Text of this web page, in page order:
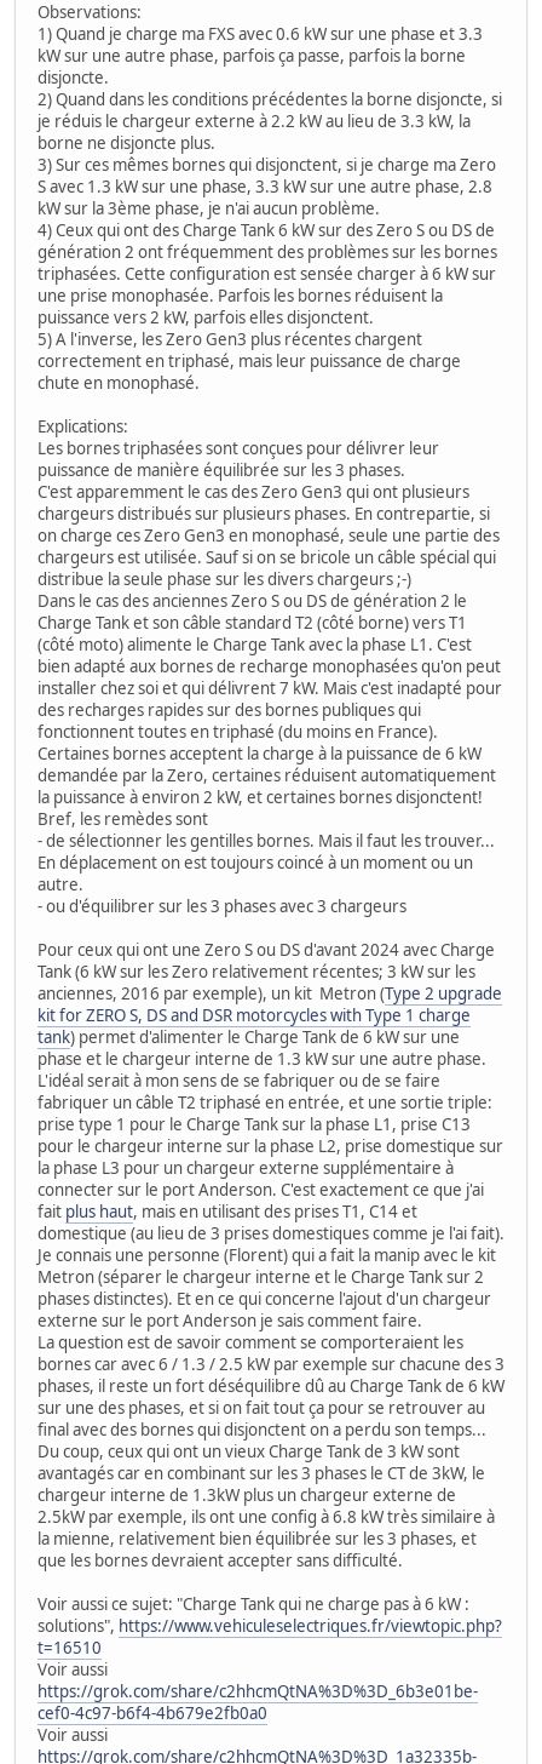
Observations:
1) Quand je charge ma FXS avec 0.6 kW sur une phase et 3.3
kW sur une autre phase, parfois ça passe, parfois la borne
disjoncte.
2) Quand dans les conditions précédentes la borne disjoncte, si
je réduis le chargeur externe à 2.2 kW au lieu de 3.3 kW, la
borne ne disjoncte plus.
3) Sur ces mêmes bornes qui disjonctent, si je charge ma Zero
S avec 1.3 kW sur une phase, 3.3 kW sur une autre phase, 2.8
kW sur la 3ème phase, je n'ai aucun problème.
4) Ceux qui ont des Charge Tank 6 kW sur des Zero S ou DS de
génération 2 ont fréquemment des problèmes sur les bornes
triphasées. Cette configuration est sensée charger à 6 kW sur
une prise monophasée. Parfois les bornes réduisent la
puissance vers 2 kW, parfois elles disjonctent.
5) A l'inverse, les Zero Gen3 plus récentes chargent
correctement en triphasé, mais leur puissance de charge
chute en monophasé.
Explications:
Les bornes triphasées sont conçues pour délivrer leur
puissance de manière équilibrée sur les 3 phases.
C'est apparemment le cas des Zero Gen3 qui ont plusieurs
chargeurs distribués sur plusieurs phases. En contrepartie, si
on charge ces Zero Gen3 en monophasé, seule une partie des
chargeurs est utilisée. Sauf si on se bricole un câble spécial qui
distribue la seule phase sur les divers chargeurs ;-)
Dans le cas des anciennes Zero S ou DS de génération 2 le
Charge Tank et son câble standard T2 (côté borne) vers T1
(côté moto) alimente le Charge Tank avec la phase L1. C'est
bien adapté aux bornes de recharge monophasées qu'on peut
installer chez soi et qui délivrent 7 kW. Mais c'est inadapté pour
des recharges rapides sur des bornes publiques qui
fonctionnent toutes en triphasé (du moins en France).
Certaines bornes acceptent la charge à la puissance de 6 kW
demandée par la Zero, certaines réduisent automatiquement
la puissance à environ 2 kW, et certaines bornes disjonctent!
Bref, les remèdes sont
- de sélectionner les gentilles bornes. Mais il faut les trouver...
En déplacement on est toujours coincé à un moment ou un
autre.
- ou d'équilibrer sur les 3 phases avec 3 chargeurs
Pour ceux qui ont une Zero S ou DS d'avant 2024 avec Charge
Tank (6 kW sur les Zero relativement récentes; 3 kW sur les
anciennes, 2016 par exemple), un kit Metron (Type 2 upgrade
kit for ZERO S, DS and DSR motorcycles with Type 1 charge
tank) permet d'alimenter le Charge Tank de 6 kW sur une
phase et le chargeur interne de 1.3 kW sur une autre phase.
L'idéal serait à mon sens de se fabriquer ou de se faire
fabriquer un câble T2 triphasé en entrée, et une sortie triple:
prise type 1 pour le Charge Tank sur la phase L1, prise C13
pour le chargeur interne sur la phase L2, prise domestique sur
la phase L3 pour un chargeur externe supplémentaire à
connecter sur le port Anderson. C'est exactement ce que j'ai
fait plus haut, mais en utilisant des prises T1, C14 et
domestique (au lieu de 3 prises domestiques comme je l'ai fait).
Je connais une personne (Florent) qui a fait la manip avec le kit
Metron (séparer le chargeur interne et le Charge Tank sur 2
phases distinctes). Et en ce qui concerne l'ajout d'un chargeur
externe sur le port Anderson je sais comment faire.
La question est de savoir comment se comporteraient les
bornes car avec 6 / 1.3 / 2.5 kW par exemple sur chacune des 3
phases, il reste un fort déséquilibre dû au Charge Tank de 6 kW
sur une des phases, et si on fait tout ça pour se retrouver au
final avec des bornes qui disjonctent on a perdu son temps...
Du coup, ceux qui ont un vieux Charge Tank de 3 kW sont
avantagés car en combinant sur les 3 phases le CT de 3kW, le
chargeur interne de 1.3kW plus un chargeur externe de
2.5kW par exemple, ils ont une config à 6.8 kW très similaire à
la mienne, relativement bien équilibrée sur les 3 phases, et
que les bornes devraient accepter sans difficulté.
Voir aussi ce sujet: "Charge Tank qui ne charge pas à 6 kW :
solutions", https://www.vehiculeselectriques.fr/viewtopic.php?
t=16510
Voir aussi
https://grok.com/share/c2hhcmQtNA%3D%3D_6b3e01be-
cef0-4c97-b6f4-4b679e2fb0a0
Voir aussi
https://grok.com/share/c2hhcmQtNA%3D%3D_1a32335b-